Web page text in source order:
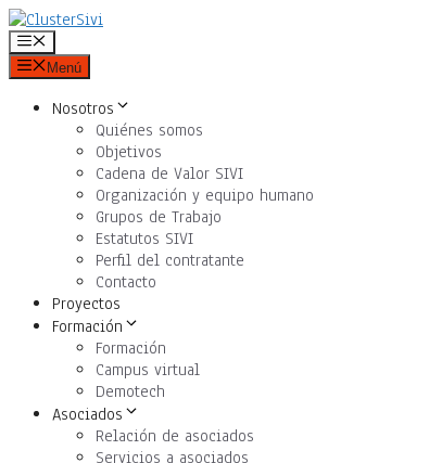
Saltar
al
contenido
Menú
Menú
Nosotros
Quiénes somos
Objetivos
Cadena de Valor SIVI
Organización y equipo humano
Grupos de Trabajo
Estatutos SIVI
Perfil del contratante
Contacto
Proyectos
Formación
Formación
Campus virtual
Demotech
Asociados
Relación de asociados
Servicios a asociados